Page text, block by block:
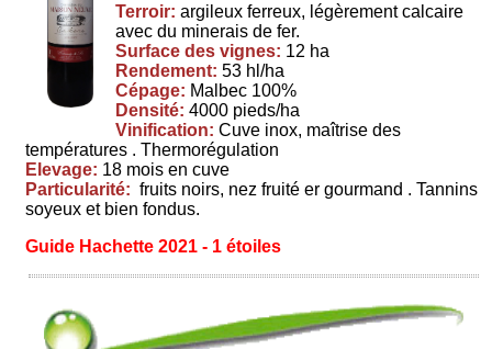
Terroir: argileux ferreux, légèrement calcaire
avec du minerais de fer.
Surface des vignes: 12 ha
Rendement: 53 hl/ha
Cépage: Malbec 100%
Densité: 4000 pieds/ha
Vinification: Cuve inox, maîtrise des
températures . Thermorégulation
Elevage: 18 mois en cuve
Particularité: fruits noirs, nez fruité er gourmand . Tannins
soyeux et bien fondus.
Guide Hachette 2021 - 1 étoiles